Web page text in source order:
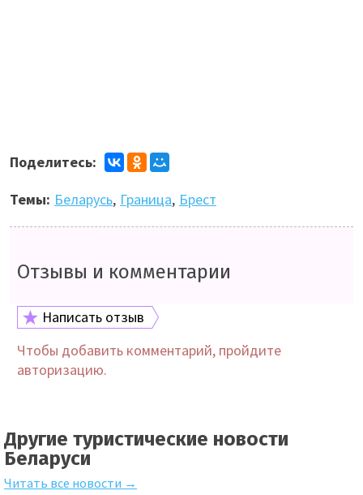
Поделитесь:
Темы: Беларусь, Граница, Брест
Отзывы и комментарии
Написать отзыв
Чтобы добавить комментарий, пройдите
авторизацию.
Другие туристические новости
Беларуси
Читать все новости →